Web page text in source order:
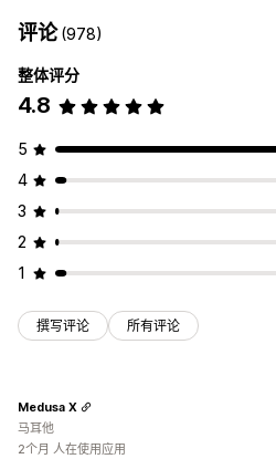
评论(978)
整体评分
4.8
5
4
3
2
1
撰写评论 所有评论
Medusa X
马耳他
2个月 人在使用应用